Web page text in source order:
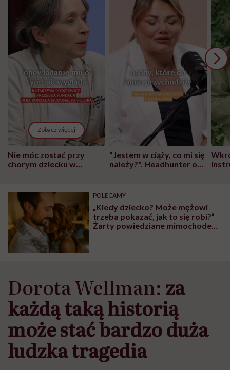
Zobacz więcej
Nie móc zostać przy
chorym dziecku w
może chyba tylko
głupota i brak
wyobraźni"
"Jestem w ciąży, co mi się
należy?". Headhunter o
pracy
POLECAMY
„Kiedy dziecko? Może mężowi
trzeba pokazać, jak to się robi?”
Żarty powiedziane mimochodem
Dorota Wellman: za
każdą taką historią
może stać bardzo duża
ludzka tragedia